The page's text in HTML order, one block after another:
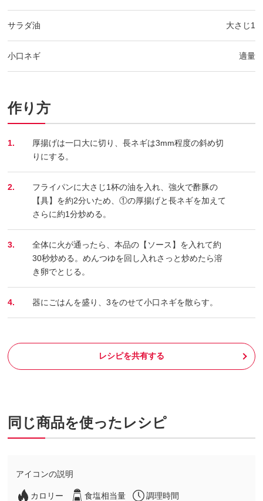
サラダ油 大さじ1
小口ネギ 適量
作り方
1.
厚揚げは一口大に切り、長ネギは3mm程度の斜め切
りにする。
2.
フライパンに大さじ1杯の油を入れ、強火で酢豚の
【具】を約2分いため、①の厚揚げと長ネギを加えて
さらに約1分炒める。
3.
全体に火が通ったら、本品の【ソース】を入れて約
30秒炒める。めんつゆを回し入れさっと炒めたら溶
き卵でとじる。
4. 器にごはんを盛り、3をのせて小口ネギを散らす。
レシピを共有する
同じ商品を使ったレシピ
アイコンの説明
カロリー 食塩相当量 調理時間